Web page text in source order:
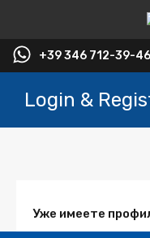
+39 346 712-39-46
Login &
Уже имеете